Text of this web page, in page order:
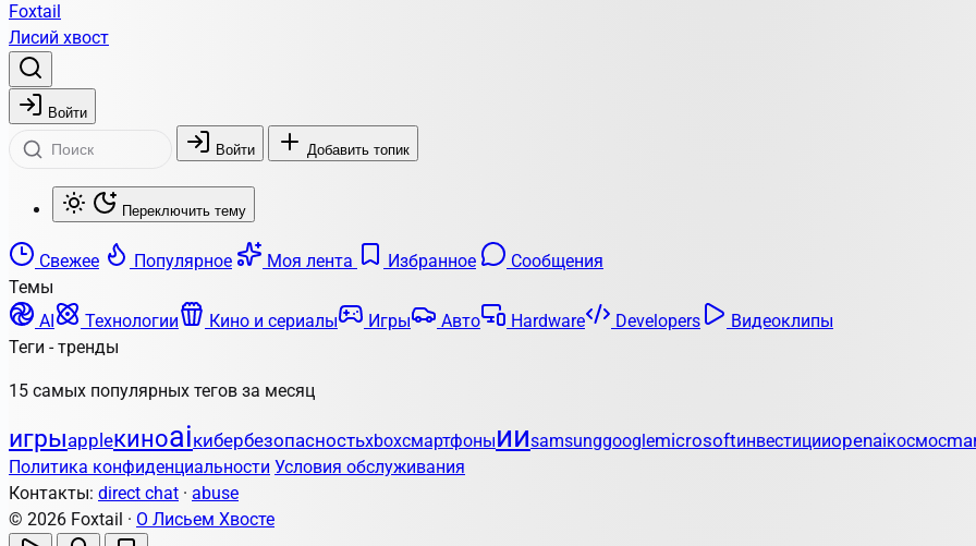
Foxtail
Лисий хвост
Войти
Войти Добавить топик
Переключить тему
Свежее Популярное Моя лента Избранное
Сообщения
Темы
AI
Технологии Кино и сериалы Игры Авто Hardware Developers
Видеоклипы
Теги - тренды
15 самых популярных тегов за месяц
игрыappleкиноaiкибербезопасностьxboxсмартфоныииsamsunggooglemicrosoftинвестицииopenaiкосмос
Политика конфиденциальности Условия обслуживания
Контакты: direct chat · abuse
© 2026 Foxtail · О Лисьем Хвосте